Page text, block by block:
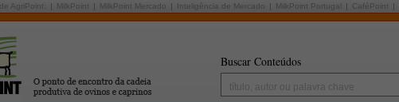
AgriPoint: MilkPoint MilkPoint Mercado Inteligência de Mercado MilkPoint Portugal CaféPoint
Buscar Conteúdos